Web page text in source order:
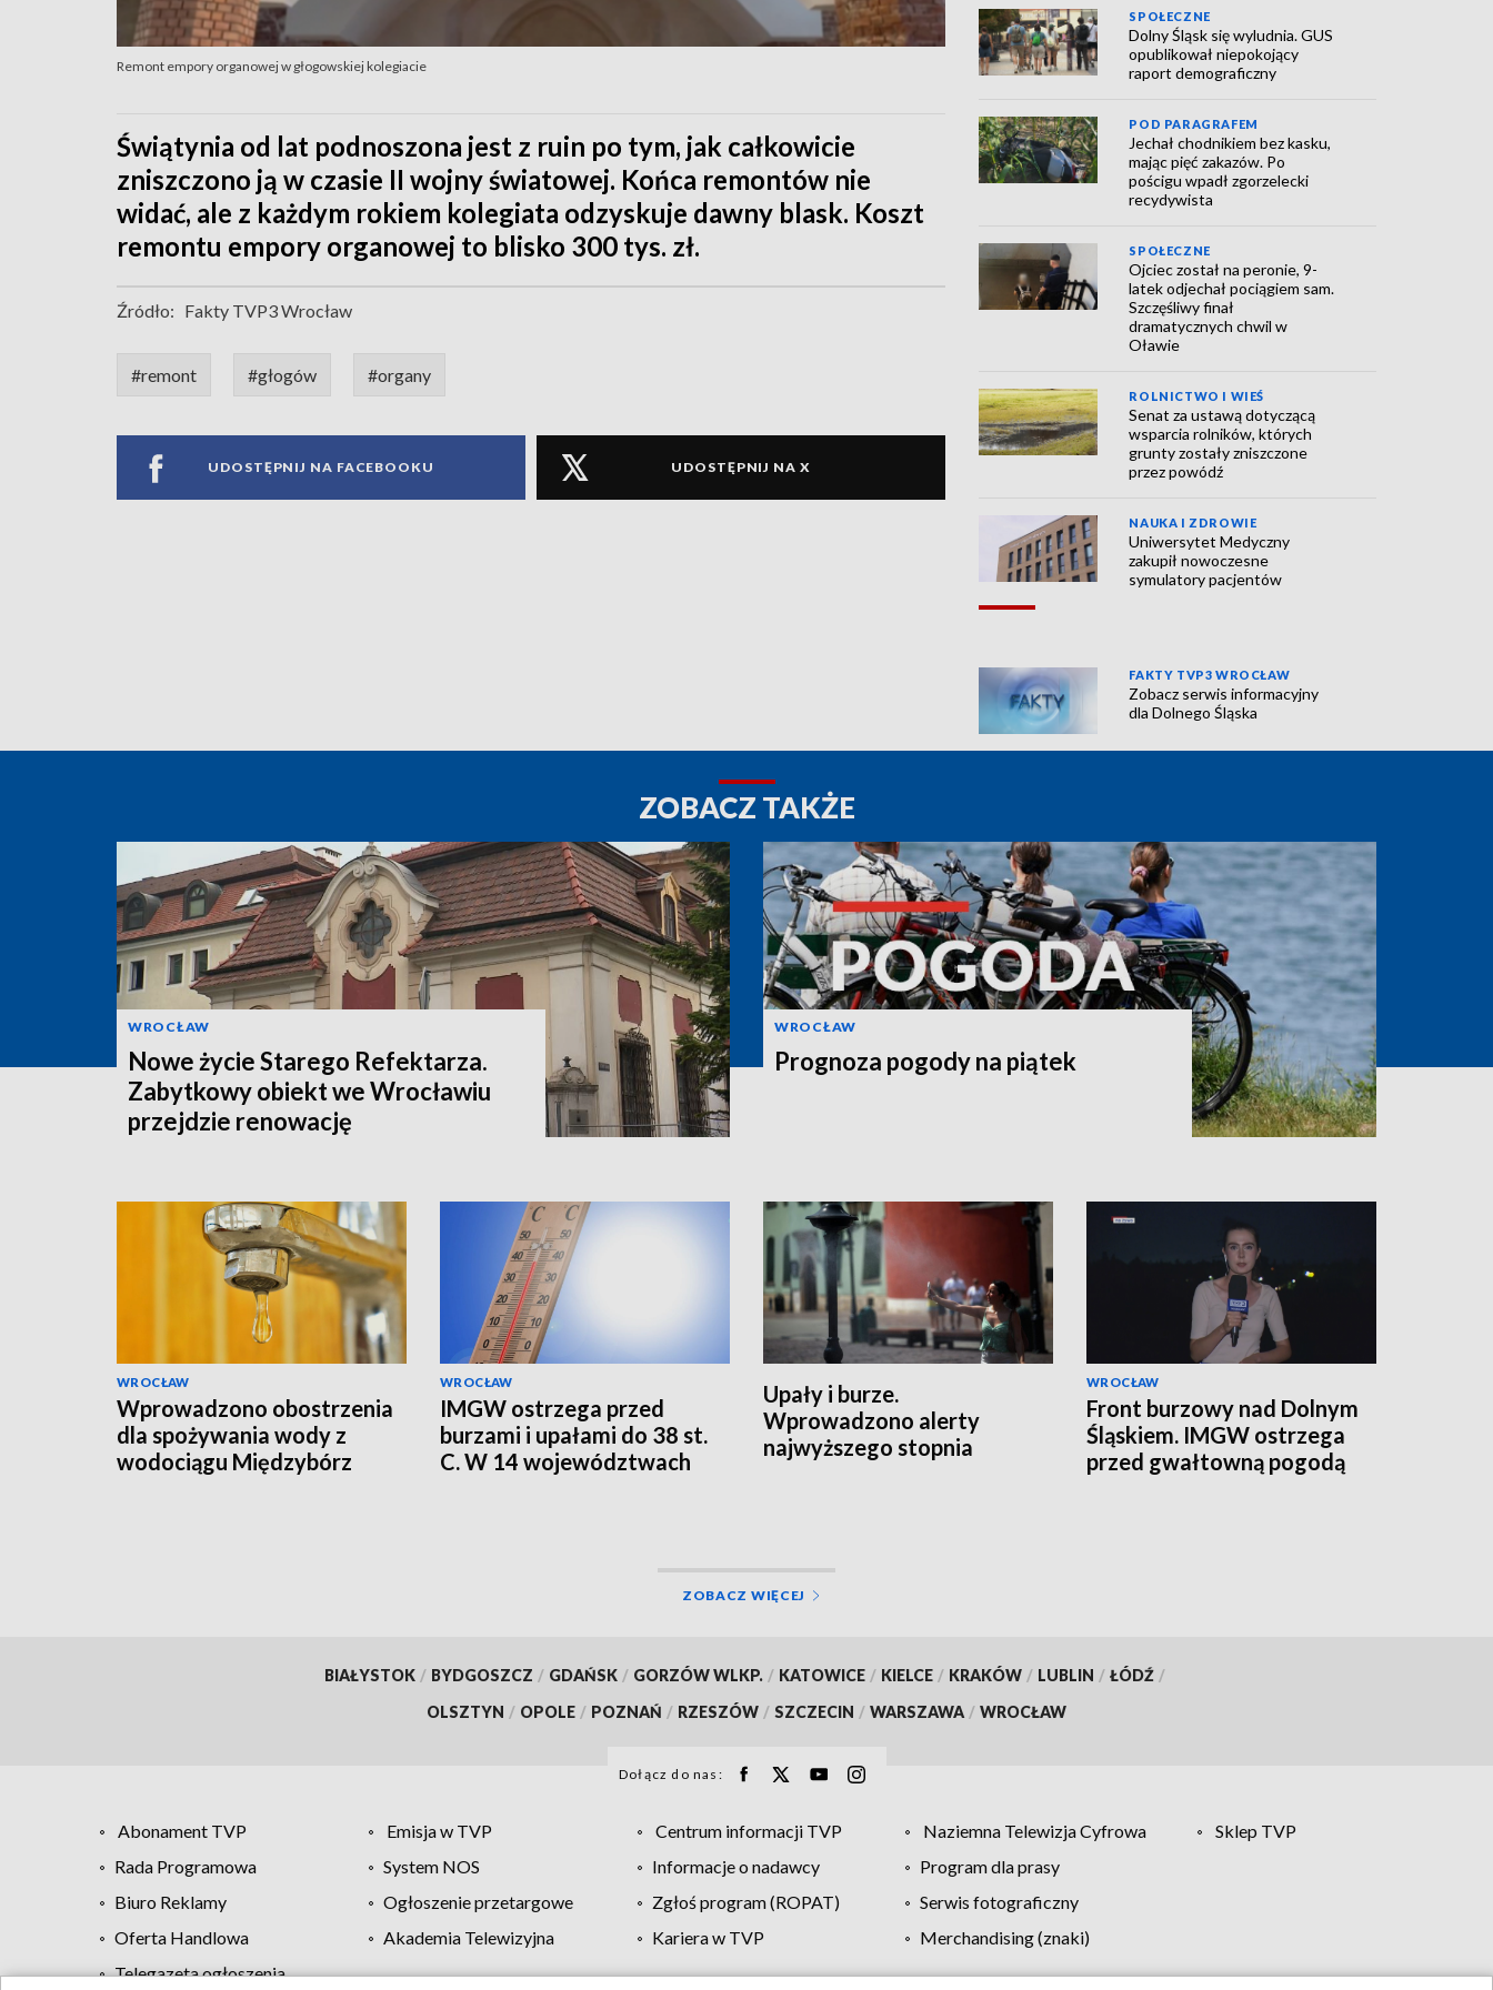
Remont empory organowej w głogowskiej kolegiacie
Świątynia od lat podnoszona jest z ruin po tym, jak całkowicie
zniszczono ją w czasie II wojny światowej. Końca remontów nie
widać, ale z każdym rokiem kolegiata odzyskuje dawny blask. Koszt
remontu empory organowej to blisko 300 tys. zł.
Źródło: Fakty TVP3 Wrocław
#remont #głogów #organy
UDOSTĘPNIJ NA FACEBOOKU UDOSTĘPNIJ NA X
SPOŁECZNE
Dolny Śląsk się wyludnia. GUS
opublikował niepokojący
raport demograficzny
POD PARAGRAFEM
Jechał chodnikiem bez kasku,
mając pięć zakazów. Po
pościgu wpadł zgorzelecki
recydywista
SPOŁECZNE
Ojciec został na peronie, 9-
latek odjechał pociągiem sam.
Szczęśliwy finał
dramatycznych chwil w
Oławie
ROLNICTWO I WIEŚ
Senat za ustawą dotyczącą
wsparcia rolników, których
grunty zostały zniszczone
przez powódź
NAUKA I ZDROWIE
Uniwersytet Medyczny
zakupił nowoczesne
symulatory pacjentów
FAKTY TVP3 WROCŁAW
Zobacz serwis informacyjny
dla Dolnego Śląska
ZOBACZ TAKŻE
WROCŁAW
Nowe życie Starego Refektarza.
Zabytkowy obiekt we Wrocławiu
przejdzie renowację
WROCŁAW
Prognoza pogody na piątek
WROCŁAW
Wprowadzono obostrzenia
dla spożywania wody z
wodociągu Międzybórz
WROCŁAW
IMGW ostrzega przed
burzami i upałami do 38 st.
C. W 14 województwach
Upały i burze.
Wprowadzono alerty
najwyższego stopnia
WROCŁAW
Front burzowy nad Dolnym
Śląskiem. IMGW ostrzega
przed gwałtowną pogodą
ZOBACZ WIĘCEJ
BIAŁYSTOK / BYDGOSZCZ / GDAŃSK / GORZÓW WLKP. / KATOWICE / KIELCE / KRAKÓW / LUBLIN / ŁÓDŹ /
OLSZTYN / OPOLE / POZNAŃ / RZESZÓW / SZCZECIN / WARSZAWA / WROCŁAW
Dołącz do nas:
Abonament TVP Emisja w TVP Centrum informacji TVP Naziemna Telewizja Cyfrowa
Sklep TVP
Rada Programowa
System NOS Informacje o nadawcy
Program dla prasy
Biuro Reklamy
Ogłoszenie przetargowe Zgłoś program (ROPAT)
Serwis fotograficzny
Oferta Handlowa
Akademia Telewizyjna Kariera w TVP
Merchandising (znaki)
Telegazeta ogłoszenia